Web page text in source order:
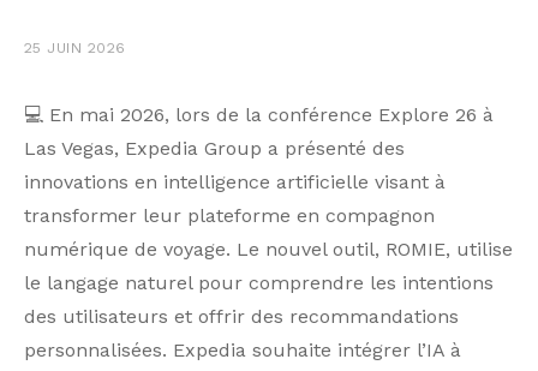
25 JUIN 2026
💻 En mai 2026, lors de la conférence Explore 26 à
Las Vegas, Expedia Group a présenté des
innovations en intelligence artificielle visant à
transformer leur plateforme en compagnon
numérique de voyage. Le nouvel outil, ROMIE, utilise
le langage naturel pour comprendre les intentions
des utilisateurs et offrir des recommandations
personnalisées. Expedia souhaite intégrer l’IA à